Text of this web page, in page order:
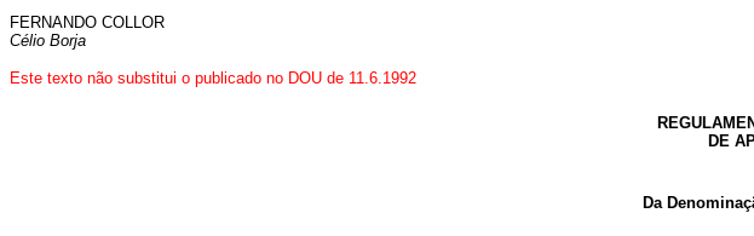
FERNANDO COLLOR
Célio Borja
Este texto não substitui o publicado no DOU de 11.6.1992
DE
Da